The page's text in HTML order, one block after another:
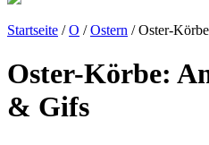
Startseite /O /Ostern / Oster-Körbe
Oster-Körbe:
& Gifs